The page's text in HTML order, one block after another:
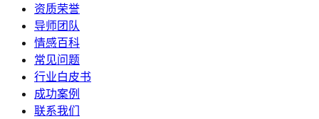
资质荣誉
导师团队
情感百科
常见问题
行业白皮书
成功案例
联系我们